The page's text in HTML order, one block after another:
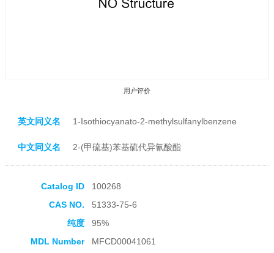
用户评价
英文同义名 1-Isothiocyanato-2-methylsulfanylbenzene
中文同义名 2-(甲硫基)苯基硫代异氰酸酯
Catalog ID
100268
CAS NO.
51333-75-6
纯度
95%
MDL Number
MFCD00041061